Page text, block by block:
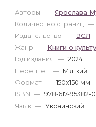
Авторы — Ярослава
Количество страниц —
Издательство — ВСЛ
Жанр — Книги о
Год издания — 2024
Переплет — Мягкий
Формат — 150x150 мм
ISBN — 978-617-95382-
Язык — Украинский